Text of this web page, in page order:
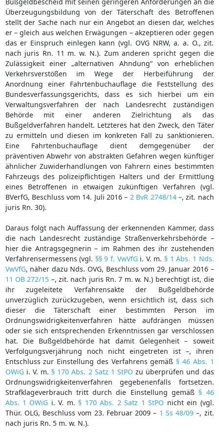
Überzeugungsbildung von der Täterschaft des Betroffenen
stellt der Sache nach nur ein Angebot an diesen dar, welches
er – gleich aus welchen Erwägungen – akzeptieren oder gegen
das er Einspruch einlegen kann (vgl. OVG NRW, a. a. O., zit.
nach juris Rn. 11 m. w. N.). Zum anderen spricht gegen die
Zulässigkeit einer „alternativen Ahndung“ von erheblichen
Verkehrsverstößen im Wege der Herbeiführung der
Anordnung einer Fahrtenbuchauflage die Feststellung des
Bundesverfassungsgerichts, dass es sich hierbei um ein
Verwaltungsverfahren der nach Landesrecht zuständigen
Behörde mit einer anderen Zielrichtung als das
Bußgeldverfahren handelt. Letzteres hat den Zweck, den Täter
zu ermitteln und diesen im konkreten Fall zu sanktionieren.
Eine Fahrtenbuchauflage dient demgegenüber der
präventiven Abwehr von abstrakten Gefahren wegen künftiger
ähnlicher Zuwiderhandlungen von Fahrern eines bestimmten
Fahrzeugs des polizeipflichtigen Halters und der Ermittlung
eines Betroffenen in etwaigen zukünftigen Verfahren (vgl.
BVerfG, Beschluss vom 14. Juli 2016 – 2 BvR 2748/14–, zit. nach
juris Rn. 30).
Daraus folgt nach Auffassung der erkennenden Kammer, dass
die nach Landesrecht zuständige Straßenverkehrsbehörde –
hier die Antragsgegnerin – im Rahmen des ihr zustehenden
Verfahrensermessens (vgl. §§ 9 f. VwVfGi. V. m. § 1 Abs. 1 Nds.
VwVfG, näher dazu Nds. OVG, Beschluss vom 29. Januar 2016 –
11 OB 272/15 –, zit. nach juris Rn. 7 m. w. N.) berechtigt ist, die
ihr zugeleitete Verfahrensakte der Bußgeldbehörde
unverzüglich zurückzugeben, wenn ersichtlich ist, dass sich
dieser die Täterschaft einer bestimmten Person im
Ordnungswidrigkeitenverfahren hätte aufdrängen müssen
oder sie sich entsprechenden Erkenntnissen gar verschlossen
hat. Die Bußgeldbehörde hat damit Gelegenheit – soweit
Verfolgungsverjährung noch nicht eingetreten ist –, ihren
Entschluss zur Einstellung des Verfahrens gemäß § 46 Abs. 1
OWiGi. V. m. § 170 Abs. 2 Satz 1 StPO zu überprüfen und das
Ordnungswidrigkeitenverfahren gegebenenfalls fortsetzen.
Strafklageverbrauch tritt durch die Einstellung gemäß § 46
Abs. 1 OWiG i. V. m. § 170 Abs. 2 Satz 1 StPO nicht ein (vgl.
Thür. OLG, Beschluss vom 23. Februar 2009 – 1 Ss 48/09 –, zit.
nach juris Rn. 5 m. w. N.).